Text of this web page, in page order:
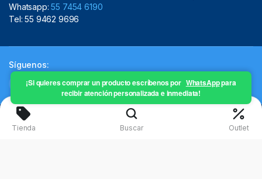
Whatsapp:55 7454 6190
Tel: 55 9462 9696
Síguenos:
Copyright 2024 © Mistral Sporting Goods 2024
¡Si quieres comprar un producto escríbenos por WhatsApppara
recibir atención personalizada e inmediata!
Tienda Buscar Outlet